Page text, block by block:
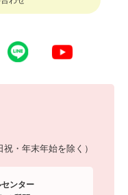
・年末年始を除く）
ンター